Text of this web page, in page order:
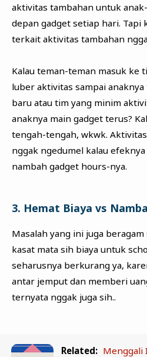
aktivitas tambahan untuk
depan gadget setiap hari. Tapi
terkait aktivitas tambahan
Kalau teman-teman masuk ke
luber aktivitas sampai
baru atau tim yang minim
anaknya main gadget terus?
tengah-tengah, wkwk.
nggak ngedumel kalau
nambah gadget hours-nya.
3. Hemat Biaya vs
Masalah yang ini juga
kasat mata sih biaya untuk
seharusnya berkurang ya,
antar jemput dan memberi
ternyata nggak juga sih..
Related: Menggali